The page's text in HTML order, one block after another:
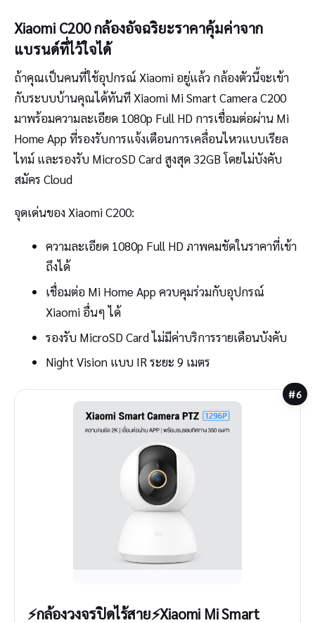
Xiaomi C200 กล้องอัจฉริยะราคาคุ้มค่าจาก
แบรนด์ที่ไว้ใจได้
ถ้าคุณเป็นคนที่ใช้อุปกรณ์ Xiaomi อยู่แล้ว กล้องตัวนี้จะเข้า
กับระบบบ้านคุณได้ทันที Xiaomi Mi Smart Camera C200
มาพร้อมความละเอียด 1080p Full HD การเชื่อมต่อผ่าน Mi
Home App ที่รองรับการแจ้งเตือนการเคลื่อนไหวแบบเรียล
ไทม์ และรองรับ MicroSD Card สูงสุด 32GB โดยไม่บังคับ
สมัคร Cloud
จุดเด่นของ Xiaomi C200:
ความละเอียด 1080p Full HD ภาพคมชัดในราคาที่เข้า
ถึงได้
เชื่อมต่อ Mi Home App ควบคุมร่วมกับอุปกรณ์
Xiaomi อื่นๆ ได้
รองรับ MicroSD Card ไม่มีค่าบริการรายเดือนบังคับ
Night Vision แบบ IR ระยะ 9 เมตร
#6
⚡️กล้องวงจรปิดไร้สาย⚡️Xiaomi Mi Smart